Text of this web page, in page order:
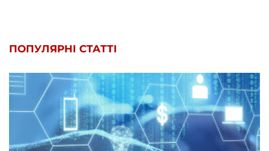
ПОПУЛЯРНІ СТАТТІ